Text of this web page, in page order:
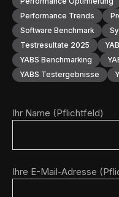
Performance Trends
Software Benchmark
Testresultate 2025
YABS Benchmarking
YABS Testergebnisse
Ihr Name (Pflichtfeld)
Ihre E-Mail-Adresse